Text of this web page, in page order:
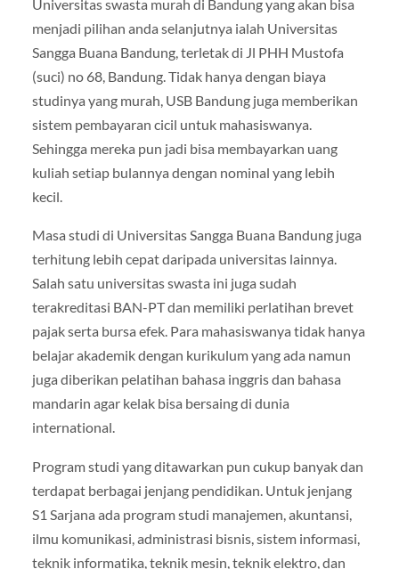
Universitas swasta murah di Bandung yang akan bisa
menjadi pilihan anda selanjutnya ialah Universitas
Sangga Buana Bandung, terletak di Jl PHH Mustofa
(suci) no 68, Bandung. Tidak hanya dengan biaya
studinya yang murah, USB Bandung juga memberikan
sistem pembayaran cicil untuk mahasiswanya.
Sehingga mereka pun jadi bisa membayarkan uang
kuliah setiap bulannya dengan nominal yang lebih
kecil.
Masa studi di Universitas Sangga Buana Bandung juga
terhitung lebih cepat daripada universitas lainnya.
Salah satu universitas swasta ini juga sudah
terakreditasi BAN-PT dan memiliki perlatihan brevet
pajak serta bursa efek. Para mahasiswanya tidak hanya
belajar akademik dengan kurikulum yang ada namun
juga diberikan pelatihan bahasa inggris dan bahasa
mandarin agar kelak bisa bersaing di dunia
international.
Program studi yang ditawarkan pun cukup banyak dan
terdapat berbagai jenjang pendidikan. Untuk jenjang
S1 Sarjana ada program studi manajemen, akuntansi,
ilmu komunikasi, administrasi bisnis, sistem informasi,
teknik informatika, teknik mesin, teknik elektro, dan